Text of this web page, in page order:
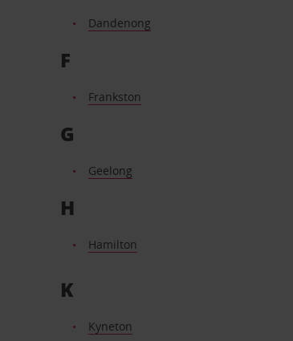
Dandenong
F
Frankston
G
Geelong
H
Hamilton
K
Kyneton